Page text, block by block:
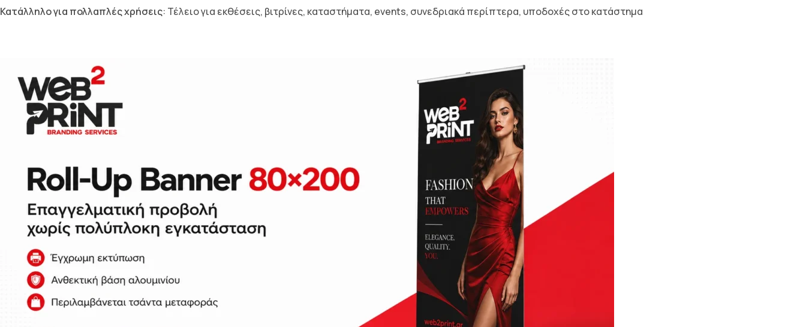
Κατάλληλο για πολλαπλές χρήσεις: Τέλειο για εκθέσεις, βιτρίνες, καταστήματα, events, συνεδριακά περίπτερα, υποδοχές στο κατάστημα